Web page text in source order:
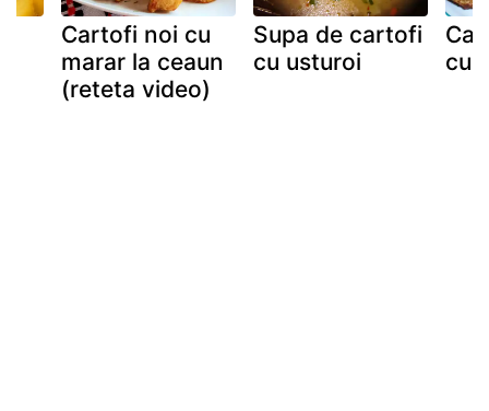
Cartofi noi cu
marar la ceaun
(reteta video)
Supa de cartofi
cu usturoi
cu